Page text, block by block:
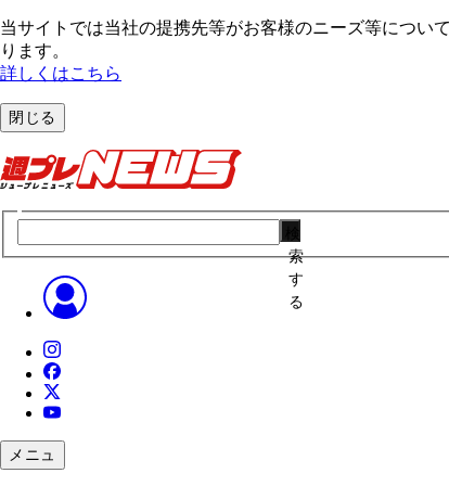
当サイトでは当社の提携先等がお客様のニーズ等につい
ります。
詳しくはこちら
閉じる
索
す
る
メニュ